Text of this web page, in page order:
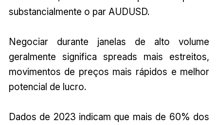
substancialmente o par AUDUSD.
Negociar durante janelas de alto volume
geralmente significa spreads mais estreitos,
movimentos de preços mais rápidos e melhor
potencial de lucro.
Dados de 2023 indicam que mais de 60% dos